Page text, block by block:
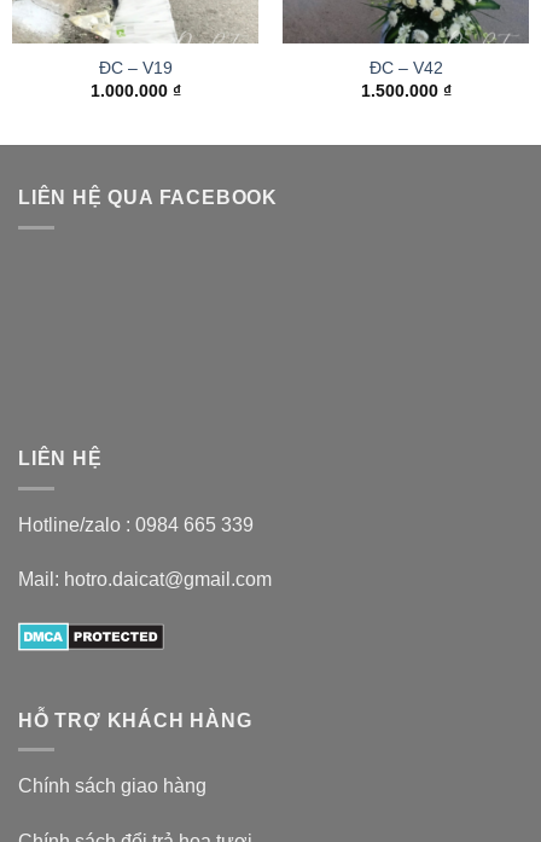
ĐC – V19
1.000.000 ₫
ĐC – V42
1.500.000 ₫
LIÊN HỆ QUA FACEBOOK
LIÊN HỆ
Hotline/zalo : 0984 665 339
Mail: hotro.daicat@gmail.com
HỖ TRỢ KHÁCH HÀNG
Chính sách giao hàng